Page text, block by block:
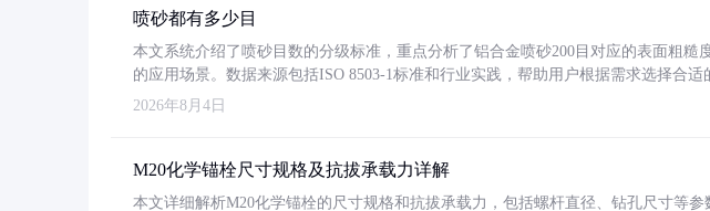
喷砂都有多少目
本文系统介绍了喷砂目数的分级标准，重点分析了铝合金喷砂200目对应的表面粗糙
的应用场景。数据来源包括ISO 8503-1标准和行业实践，帮助用户根据需求选择合适
2026年8月4日
M20化学锚栓尺寸规格及抗拔承载力详解
本文详细解析M20化学锚栓的尺寸规格和抗拔承载力，包括螺杆直径、钻孔尺寸等